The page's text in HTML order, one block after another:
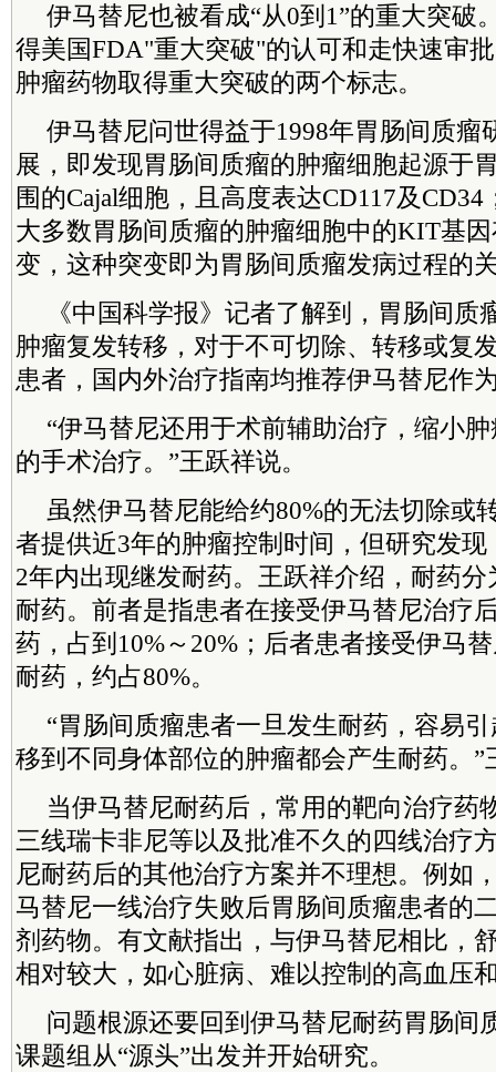
伊马替尼也被看成“从0到1”的重大突破
得美国FDA"重大突破"的认可和走快速审
肿瘤药物取得重大突破的两个标志。
伊马替尼问世得益于1998年胃肠间质瘤
展，即发现胃肠间质瘤的肿瘤细胞起源于
围的Cajal细胞，且高度表达CD117及
大多数胃肠间质瘤的肿瘤细胞中的KIT基
变，这种突变即为胃肠间质瘤发病过程的
《中国科学报》记者了解到，胃肠间质
肿瘤复发转移，对于不可切除、转移或复
患者，国内外治疗指南均推荐伊马替尼作
“伊马替尼还用于术前辅助治疗，缩小
的手术治疗。”王跃祥说。
虽然伊马替尼能给约80%的无法切除或
者提供近3年的肿瘤控制时间，但研究发现
2年内出现继发耐药。王跃祥介绍，耐药
耐药。前者是指患者在接受伊马替尼治疗
药，占到10%～20%；后者患者接受伊马
耐药，约占80%。
“胃肠间质瘤患者一旦发生耐药，容易
移到不同身体部位的肿瘤都会产生耐药。”
当伊马替尼耐药后，常用的靶向治疗药
三线瑞卡非尼等以及批准不久的四线治疗
尼耐药后的其他治疗方案并不理想。例如
马替尼一线治疗失败后胃肠间质瘤患者的
剂药物。有文献指出，与伊马替尼相比，
相对较大，如心脏病、难以控制的高血压
问题根源还要回到伊马替尼耐药胃肠间
课题组从“源头”出发并开始研究。